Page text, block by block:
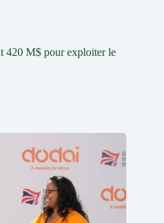
420 M$ pour exploiter le